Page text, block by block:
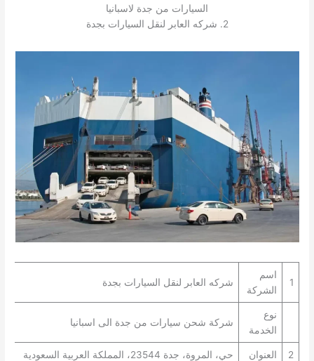
السيارات من جدة لاسبانيا
2. شركه العابر لنقل السيارات بجدة
1
اسم
الشركة
شركه العابر لنقل السيارات بجدة
نوع
الخدمة
شركة شحن سيارات من جدة الى اسبانيا
2 العنوان حي، المروة، جدة 23544، المملكة العربية السعودية